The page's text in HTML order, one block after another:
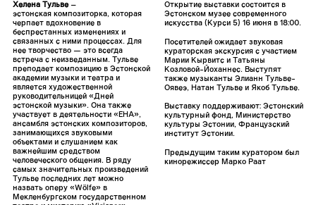
Хелена Тульве–
эстонская композиторка, которая
черпает вдохновение в
беспрестанных изменениях и
связанных с ними процессах. Для
нее творчество — это всегда
встреча с неизведанным. Тульве
преподает композицию в Эстонской
академии музыки и театра и
является художественной
руководительницей «Дней
эстонской музыки». Она также
участвует в деятельности «EHA»,
ансамбля эстонских композиторов,
занимающихся звуковыми
объектами и слушанием как
важнейшим средством
человеческого общения. В ряду
самых значительных произведений
Тульве последних лет можно
назвать оперу «Wölfe» в
Мекленбургском государственном
Открытие выставки состоится в
Эстонском музее современного
искусства (Курси 5) 16 июня в 18:00.
Посетителей ожидает звуковая
кураторская экскурсия с участием
Марии Кырвитс и Татьяны
Козловой-Йоханнес. Выступят
также музыканты Элианн Тульве-
Оявеэ, Натан Тульве и Якоб Тульве.
Выставку поддерживают: Эстонский
культурный фонд, Министерство
культуры Эстонии, Французский
институт Эстонии.
Предыдущим таким куратором был
кинорежиссер Марко Раат